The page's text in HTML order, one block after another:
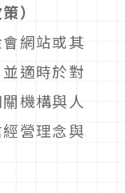
）
網站或其
適時於對
機構與人
營理念與